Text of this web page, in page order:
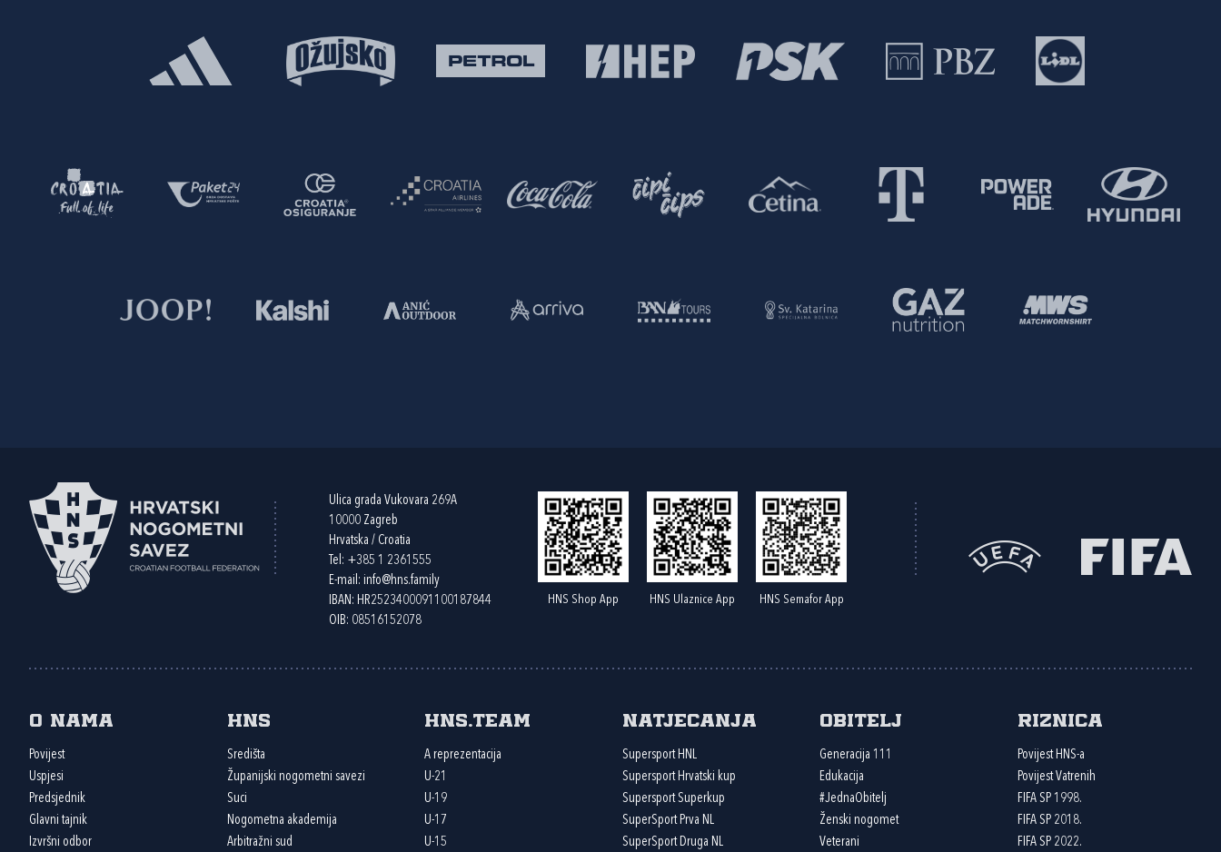
Ulica grada Vukovara 269A
10000 Zagreb
Hrvatska / Croatia
Tel: +385 1 2361555
E-mail: info@hns.family
IBAN: HR2523400091100187844
OIB: 08516152078
HNS Shop App HNS Ulaznice App HNS Semafor App
O nama
Povijest
Uspjesi
Predsjednik
Glavni tajnik
Izvršni odbor
HNS
Središta
Županijski nogometni savezi
Suci
Nogometna akademija
Arbitražni sud
HNS.team
A reprezentacija
U-21
U-19
U-17
U-15
Natjecanja
Supersport HNL
Supersport Hrvatski kup
Supersport Superkup
SuperSport Prva NL
SuperSport Druga NL
Obitelj
Generacija 111
Edukacija
#JednaObitelj
Ženski nogomet
Veterani
Riznica
Povijest HNS-a
Povijest Vatrenih
FIFA SP 1998.
FIFA SP 2018.
FIFA SP 2022.